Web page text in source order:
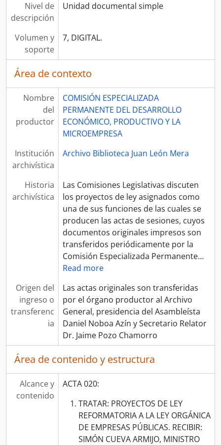
Nivel de
descripción
Unidad documental simple
Volumen y
soporte
7, DIGITAL.
Área de contexto
Nombre
del
productor
COMISIÓN ESPECIALIZADA
PERMANENTE DEL DESARROLLO
ECONÓMICO, PRODUCTIVO Y LA
MICROEMPRESA
Institución
archivística
Archivo Biblioteca Juan León Mera
Historia
archivística
Las Comisiones Legislativas discuten
los proyectos de ley asignados como
una de sus funciones de las cuales se
producen las actas de sesiones, cuyos
documentos originales impresos son
transferidos periódicamente por la
Comisión Especializada Permanente…
Read more
Origen del
ingreso o
transferenc
ia
Las actas originales son transferidas
por el órgano productor al Archivo
General, presidencia del Asambleísta
Daniel Noboa Azín y Secretario Relator
Dr. Jaime Pozo Chamorro
Área de contenido y estructura
Alcance y
contenido
ACTA 020:
TRATAR: PROYECTOS DE LEY
REFORMATORIA A LA LEY ORGÁNICA
DE EMPRESAS PÚBLICAS. RECIBIR:
SIMÓN CUEVA ARMIJO, MINISTRO